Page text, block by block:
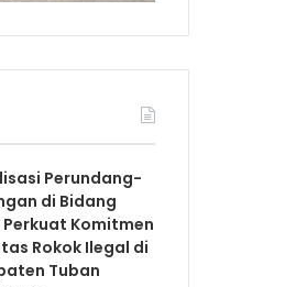
Perundang-
di Bidang
Perkuat Komitmen
Rokok Ilegal di
Tuban